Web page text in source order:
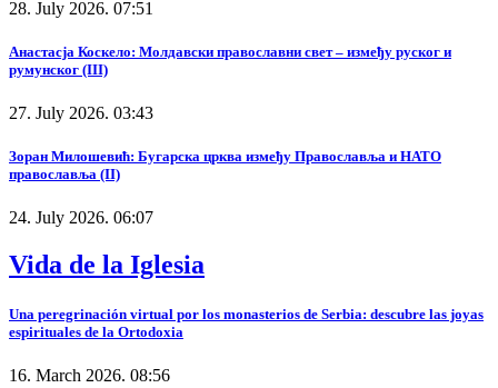
28. July 2026. 07:51
Анастасја Коскело: Молдавски православни свет – између руског и
румунског (III)
27. July 2026. 03:43
Зоран Милошевић: Бугарска црква између Православља и НАТО
православља (II)
24. July 2026. 06:07
Vida de la Iglesia
Una peregrinación virtual por los monasterios de Serbia: descubre las joyas
espirituales de la Ortodoxia
16. March 2026. 08:56